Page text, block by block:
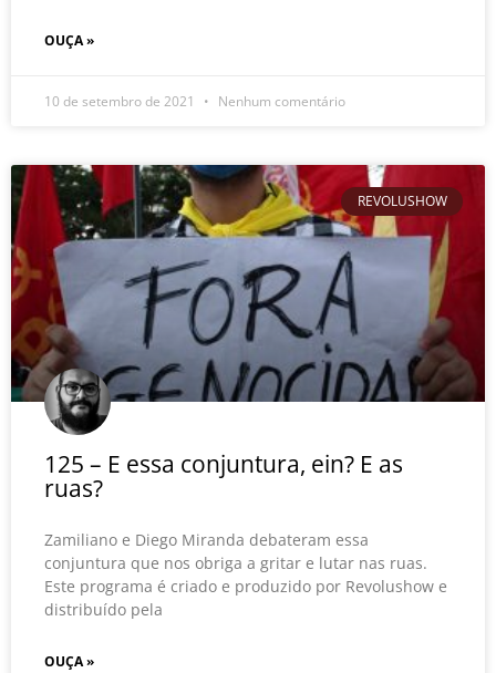
OUÇA »
10 de setembro de 2021 Nenhum comentário
REVOLUSHOW
125 – E essa conjuntura, ein? E as
ruas?
Zamiliano e Diego Miranda debateram essa
conjuntura que nos obriga a gritar e lutar nas ruas.
Este programa é criado e produzido por Revolushow e
distribuído pela
OUÇA »